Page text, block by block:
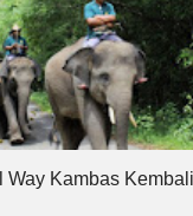
Way Kambas